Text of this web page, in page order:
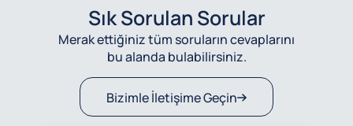
Sık Sorulan Sorular
Merak ettiğiniz tüm soruların cevaplarını
bu alanda bulabilirsiniz.
Bizimle İletişime Geçin